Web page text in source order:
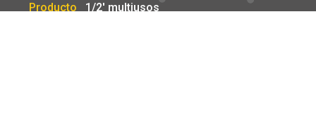
Producto
1/2′ multiusos